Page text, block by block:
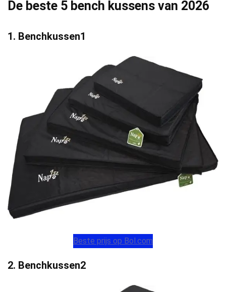
De beste 5 bench kussens van 2026
1. Benchkussen1
Beste prijs op Bol.com
2. Benchkussen2